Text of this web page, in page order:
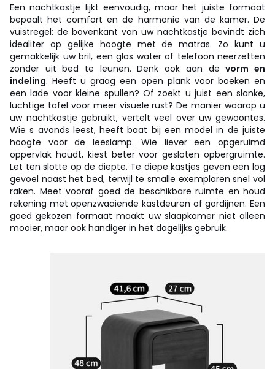
Een nachtkastje lijkt eenvoudig, maar het juiste formaat
bepaalt het comfort en de harmonie van de kamer. De
vuistregel: de bovenkant van uw nachtkastje bevindt zich
idealiter op gelijke hoogte met dematras. Zo kunt u
gemakkelijk uw bril, een glas water of telefoon neerzetten
zonder uit bed te leunen. Denk ook aan devorm en
indeling. Heeft u graag een open plank voor boeken en
een lade voor kleine spullen? Of zoekt u juist een slanke,
luchtige tafel voor meer visuele rust? De manier waarop u
uw nachtkastje gebruikt, vertelt veel over uw gewoontes.
Wie s avonds leest, heeft baat bij een model in de juiste
hoogte voor de leeslamp. Wie liever een opgeruimd
oppervlak houdt, kiest beter voor gesloten opbergruimte.
Let ten slotte op de diepte. Te diepe kastjes geven een log
gevoel naast het bed, terwijl te smalle exemplaren snel vol
raken. Meet vooraf goed de beschikbare ruimte en houd
rekening met openzwaaiende kastdeuren of gordijnen. Een
goed gekozen formaat maakt uw slaapkamer niet alleen
mooier, maar ook handiger in het dagelijks gebruik.